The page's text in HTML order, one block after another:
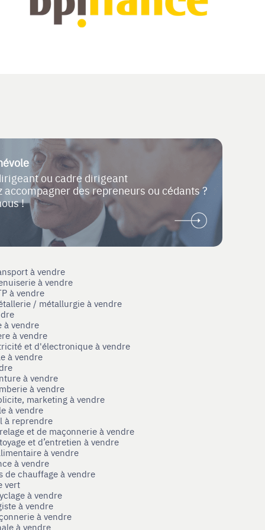
ou cadre dirigeant
accompagner des repreneurs ou cédants ?
!
à vendre
à vendre
à vendre
/ métallurgie à vendre
à vendre
à vendre
et d'électronique à vendre
à vendre
à vendre
à vendre
marketing à vendre
à vendre
à reprendre
et de maçonnerie à vendre
et d’entretien à vendre
à vendre
à vendre
de chauffage à vendre
vert
à vendre
à vendre
à vendre
à vendre